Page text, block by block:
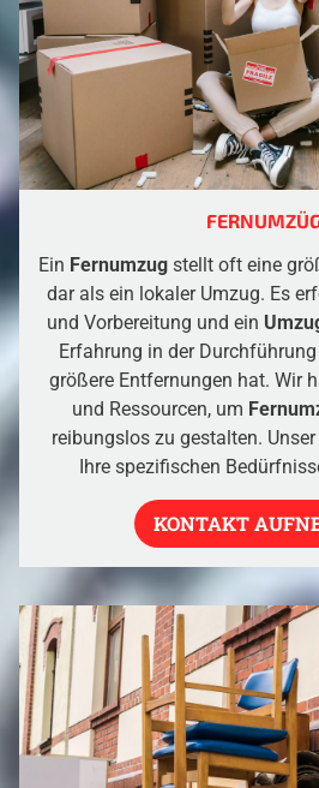
Ein Fernumzug stellt oft eine
dar als ein lokaler Umzug. Es
und Vorbereitung und ein
Erfahrung in der
größere Entfernungen hat. Wir
und Ressourcen, um
reibungslos zu gestalten.
Ihre spezifischen
KONTAKT